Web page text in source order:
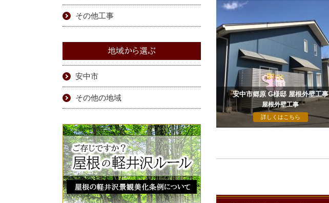
安中市郷原 G様邸 屋根外壁工事
屋根外壁工事
詳しくはこちら
その他工事
地域から選ぶ
安中市
その他の地域